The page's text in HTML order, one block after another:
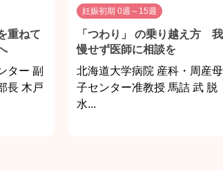
重ねて
ター 副
長 木戸
妊娠初期 0週～15週
「つわり」 の乗り越え方 我
慢せず医師に相談を
北海道大学病院 産科・周産母
子センター准教授 馬詰 武 脱
水...